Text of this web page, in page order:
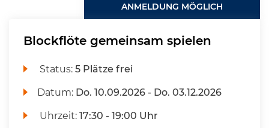
ANMELDUNG MÖGLICH
Blockflöte gemeinsam spielen
Status:5 Plätze frei
Datum: Do. 10.09.2026 - Do. 03.12.2026
Uhrzeit:17:30 - 19:00 Uhr